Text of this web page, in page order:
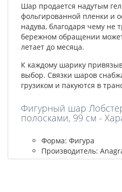
Шар продается надутым
фольгированной пленки и
надува, благодаря чему не
бережном обращении
летает до месяца.
К каждому шарику
выбор. Связки шаров
грузиком и пакуются в
Фигурный шар
полосками, 99 см -
Форма: Фигура
Производитель: